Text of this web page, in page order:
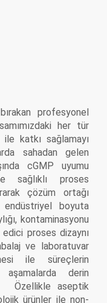
profesyonel
her tür
katkı sağlamayı
sahadan gelen
cGMP uyumu
sağlıklı proses
çözüm ortağı
endüstriyel boyuta
kontaminasyonu
proses dizaynı
ve laboratuvar
ile süreçlerin
derin
Özellikle aseptik
ürünler ile non-